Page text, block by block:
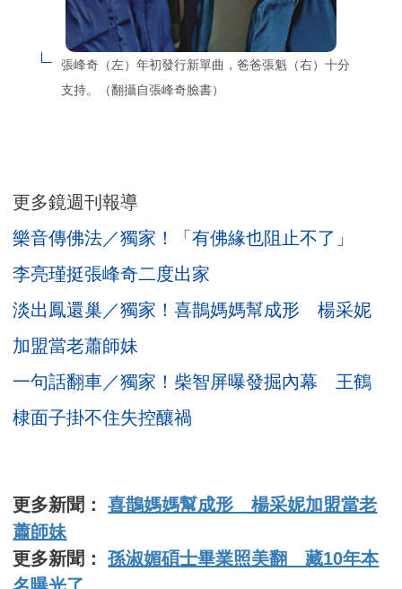
張峰奇（左）年初發行新單曲，爸爸張魁（右）十分
支持。（翻攝自張峰奇臉書）
更多鏡週刊報導
樂音傳佛法／獨家！「有佛緣也阻止不了」
李亮瑾挺張峰奇二度出家
淡出鳳還巢／獨家！喜鵲媽媽幫成形 楊采妮
加盟當老蕭師妹
一句話翻車／獨家！柴智屏曝發掘內幕 王鶴
棣面子掛不住失控釀禍
更多新聞：喜鵲媽媽幫成形 楊采妮加盟當老
蕭師妹
更多新聞：孫淑媚碩士畢業照美翻 藏10年本